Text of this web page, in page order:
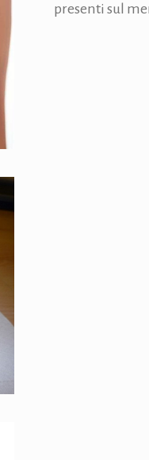
presenti sul